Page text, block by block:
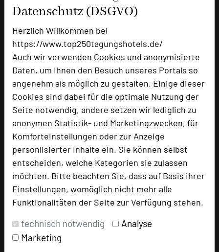
Datenschutz (DSGVO)
Herzlich Willkommen bei
https://www.top250tagungshotels.de/
Auch wir verwenden Cookies und anonymisierte
Daten, um Ihnen den Besuch unseres Portals so
angenehm als möglich zu gestalten. Einige dieser
Cookies sind dabei für die optimale Nutzung der
Seite notwendig, andere setzen wir lediglich zu
anonymen Statistik- und Marketingzwecken, für
Komforteinstellungen oder zur Anzeige
personlisierter Inhalte ein. Sie können selbst
entscheiden, welche Kategorien sie zulassen
möchten. Bitte beachten Sie, dass auf Basis ihrer
Einstellungen, womöglich nicht mehr alle
Funktionalitäten der Seite zur Verfügung stehen.
technisch notwendig
Analyse
Marketing
Waldhotel Stuttgart
Guts-Muths-Weg 18
70597 Stuttgart
phone +49 711 18572-0
mail Email
language Homepage
zur Tagungsanfrage hinzufügen
Bewertung
Tagungsplaner